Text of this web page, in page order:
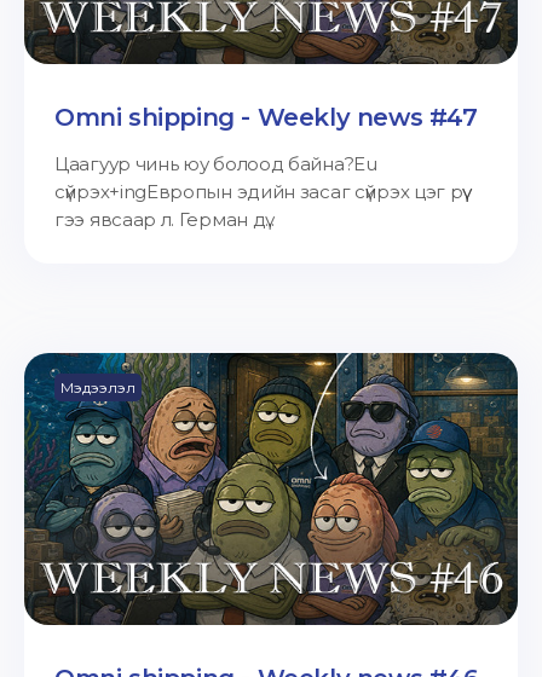
Omni shipping - Weekly news #47
Цаагуур чинь юу болоод байна?Eu
сүйрэх+ingЕвропын эдийн засаг сүйрэх цэг рүү
гээ явсаар л. Герман дү...
Мэдээлэл